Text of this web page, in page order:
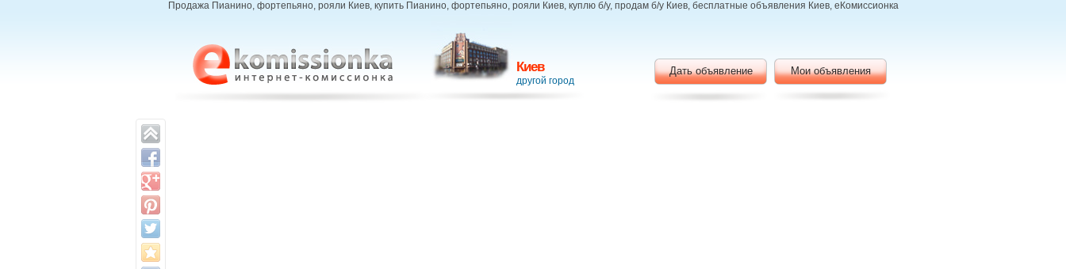
Продажа Пианино, фортепьяно, рояли Киев, купить Пианино, фортепьяно, рояли Киев, куплю б/у, продам б/у Киев, бесплатные объявления Киев, еКомиссионка
Киев
другой город
Дать объявление Мои объявления